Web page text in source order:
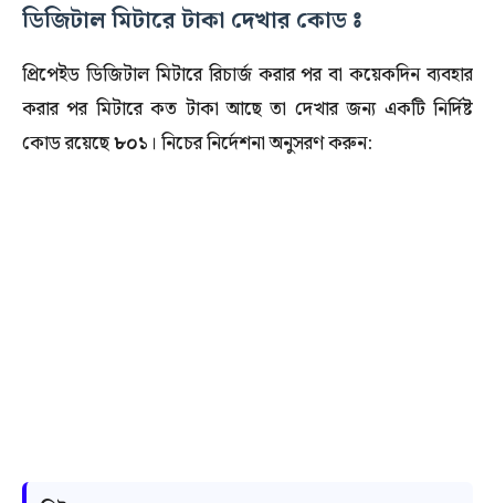
ডিজিটাল মিটারে টাকা দেখার কোড ঃ
প্রিপেইড ডিজিটাল মিটারে রিচার্জ করার পর বা কয়েকদিন ব্যবহার
করার পর মিটারে কত টাকা আছে তা দেখার জন্য একটি নির্দিষ্ট
কোড রয়েছে৮০১ । নিচের নির্দেশনা অনুসরণ করুন: